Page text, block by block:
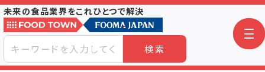
未来の食品業界をこれひとつで解決
検索